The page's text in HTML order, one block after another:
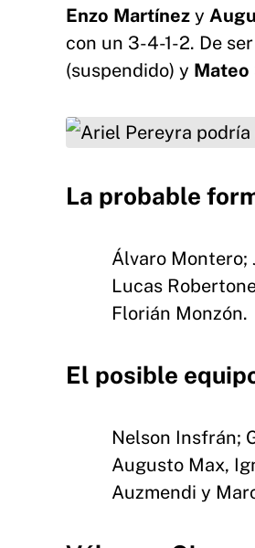
Enzo Martínez y
con un 3-4-1-2. De
(suspendido) y Mateo
La probable
Álvaro Montero;
Lucas
Florián Monzón.
El posible
Nelson Insfrán;
Augusto Max,
Auzmendi y